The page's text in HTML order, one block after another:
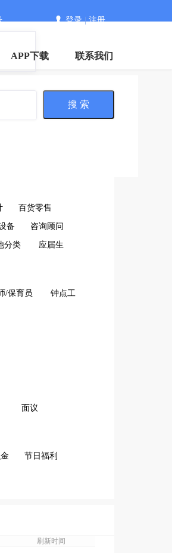
登录|注册
APP下载 联系我们
搜 索
百货零售
备 咨询顾问
分类 应届生
/保育员 钟点工
面议
节日福利
刷新时间